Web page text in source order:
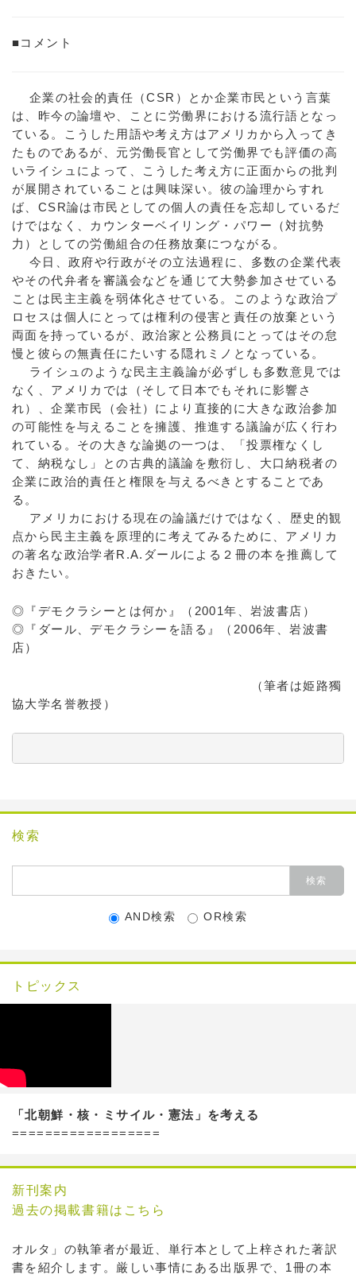
■コメント
企業の社会的責任（CSR）とか企業市民という言葉
は、昨今の論壇や、ことに労働界における流行語となっ
ている。こうした用語や考え方はアメリカから入ってき
たものであるが、元労働長官として労働界でも評価の高
いライシュによって、こうした考え方に正面からの批判
が展開されていることは興味深い。彼の論理からすれ
ば、CSR論は市民としての個人の責任を忘却しているだ
けではなく、カウンターベイリング・パワー（対抗勢
力）としての労働組合の任務放棄につながる。
今日、政府や行政がその立法過程に、多数の企業代表
やその代弁者を審議会などを通じて大勢参加させている
ことは民主主義を弱体化させている。このような政治プ
ロセスは個人にとっては権利の侵害と責任の放棄という
両面を持っているが、政治家と公務員にとってはその怠
慢と彼らの無責任にたいする隠れミノとなっている。
ライシュのような民主主義論が必ずしも多数意見では
なく、アメリカでは（そして日本でもそれに影響さ
れ）、企業市民（会社）により直接的に大きな政治参加
の可能性を与えることを擁護、推進する議論が広く行わ
れている。その大きな論拠の一つは、「投票権なくし
て、納税なし」との古典的議論を敷衍し、大口納税者の
企業に政治的責任と権限を与えるべきとすることであ
る。
アメリカにおける現在の論議だけではなく、歴史的観
点から民主主義を原理的に考えてみるために、アメリカ
の著名な政治学者R.A.ダールによる２冊の本を推薦して
おきたい。
◎『デモクラシーとは何か』（2001年、岩波書店）
◎『ダール、デモクラシーを語る』（2006年、岩波書
店）
（筆者は姫路獨
協大学名誉教授）
検索
AND検索 OR検索
トピックス
「北朝鮮・核・ミサイル・憲法」を考える
==================
新刊案内
過去の掲載書籍はこちら
オルタ」の執筆者が最近、単行本として上梓された著訳
書を紹介します。厳しい事情にある出版界で、1冊の本